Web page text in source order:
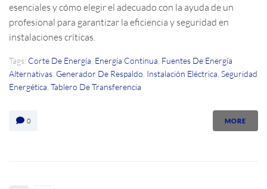
esenciales y cómo elegir el adecuado con la ayuda de un
profesional para garantizar la eficiencia y seguridad en
instalaciones críticas.
Tags: Corte De Energía Energía Continua Fuentes De Energía
Alternativas Generador De Respaldo Instalación Eléctrica Seguridad
Energética Tablero De Transferencia
0 MORE